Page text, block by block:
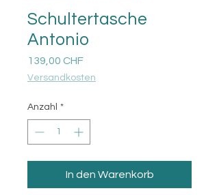
Schultertasche
Antonio
139,00 CHFPreis
Versandkosten
Anzahl *
In den Warenkorb